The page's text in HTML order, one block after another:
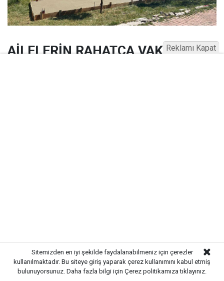
AİLELERİN RAHATÇA VAKİT
Sitemizden en iyi şekilde faydalanabilmeniz için çerezler
kullanılmaktadır. Bu siteye giriş yaparak çerez kullanımını kabul etmiş
bulunuyorsunuz. Daha fazla bilgi için Çerez politikamıza tıklayınız.
Reklamı Kapat